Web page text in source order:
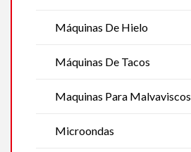
Máquinas De Hielo
Máquinas De Tacos
Maquinas Para Malvaviscos
Microondas